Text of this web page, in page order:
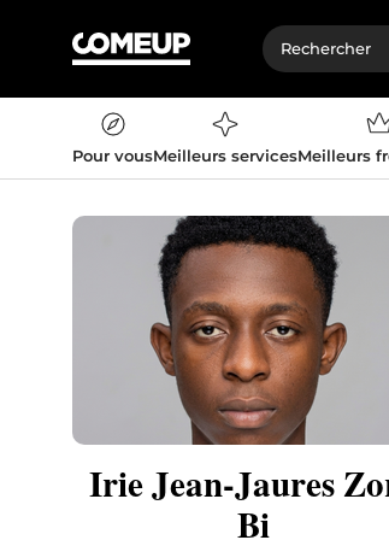
Pour vousMeilleurs servicesMeilleurs
Irie Jean-Jaures
Bi